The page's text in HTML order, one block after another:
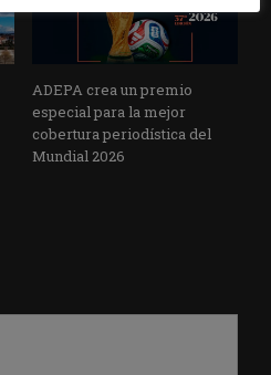
ADEPA crea un premio
especial para la mejor
cobertura periodística del
Mundial 2026